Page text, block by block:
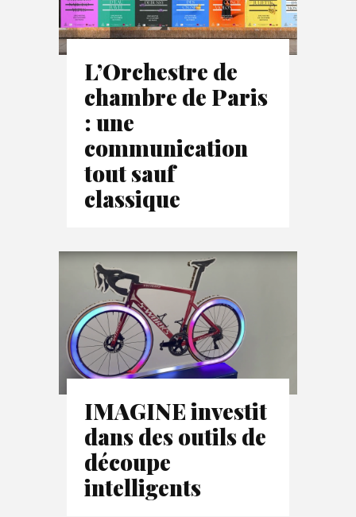
L’Orchestre de
chambre de Paris
: une
communication
tout sauf
classique
IMAGINE investit
dans des outils de
découpe
intelligents